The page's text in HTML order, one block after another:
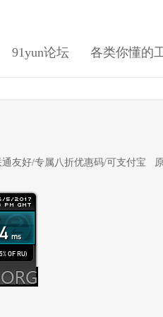
91yun论坛 各类你懂的
友好/专属八折优惠码/可支付宝